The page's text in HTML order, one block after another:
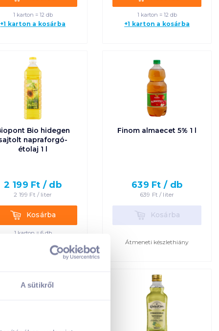
A sütikről
1 karton = 12 db
+1 karton a kosárba
1 karton = 12 db
+1 karton a kosárba
Bio hidegen
napraforgó-
étolaj 1 l
2 199 Ft / db
2 199 Ft / liter
KosárbaKosárba
1 karton = 6 db
Finom almaecet 5% 1 l
639 Ft / db
639 Ft / liter
KosárbaKosárba
Átmeneti készlethiány